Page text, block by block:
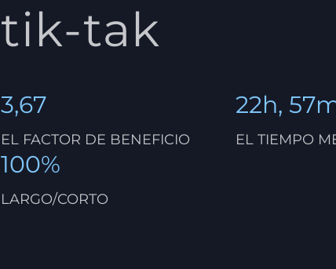
tik-tak
3,67
EL FACTOR DE BENEFICIO
22h,
EL TIEMPO
100%
LARGO/CORTO